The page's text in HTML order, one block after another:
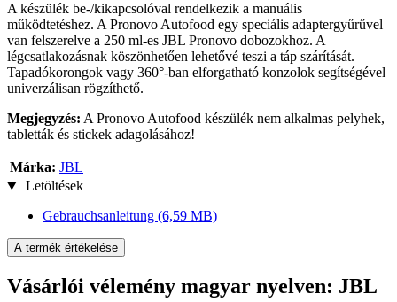
A készülék be-/kikapcsolóval rendelkezik a manuális
működtetéshez. A Pronovo Autofood egy speciális adaptergyűrűvel
van felszerelve a 250 ml-es JBL Pronovo dobozokhoz. A
légcsatlakozásnak köszönhetően lehetővé teszi a táp szárítását.
Tapadókorongok vagy 360°-ban elforgatható konzolok segítségével
univerzálisan rögzíthető.
Megjegyzés: A Pronovo Autofood készülék nem alkalmas pelyhek,
tabletták és stickek adagolásához!
Márka: JBL
Letöltések
Gebrauchsanleitung (6,59 MB)
A termék értékelése
Vásárlói vélemény magyar nyelven: JBL